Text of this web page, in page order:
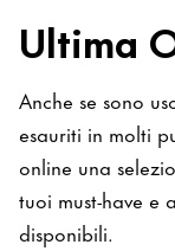
Ultima
Anche se sono
esauriti in molti
online una
tuoi must-have e
disponibili.